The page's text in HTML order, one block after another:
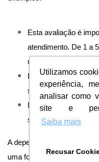
Utilizamos
experiência,
analisar como
site e
Saiba mais
Recusar
Esta avaliação é
atendimento. De 1 a
resolvido?
De 0 a 10, indique
serviço ou produto
De 0 a 5, como você
sendo 0 “Péssimo” e
A depender do
uma formulação de frases